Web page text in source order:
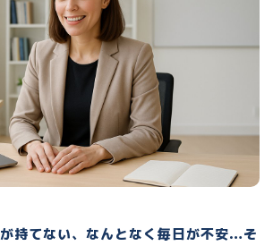
持てない、なんとなく毎日が不安…そ